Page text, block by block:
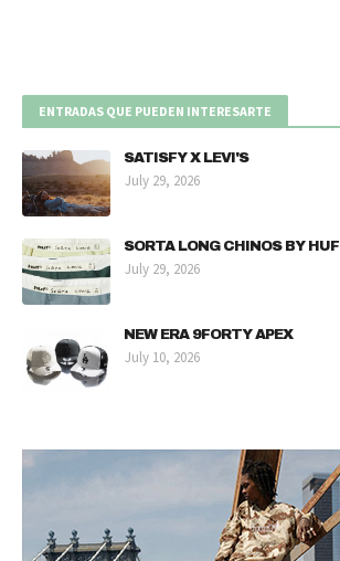
ENTRADAS QUE PUEDEN INTERESARTE
SATISFY X LEVI'S
July 29, 2026
SORTA LONG CHINOS BY HUF
July 29, 2026
NEW ERA 9FORTY APEX
July 10, 2026